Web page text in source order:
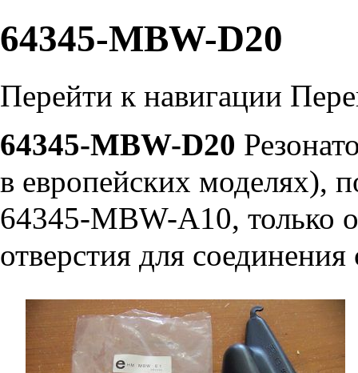
64345-MBW-D20
Перейти к навигации
64345-MBW-D20
в европейских моделях),
64345-MBW-A10, только
отверстия для